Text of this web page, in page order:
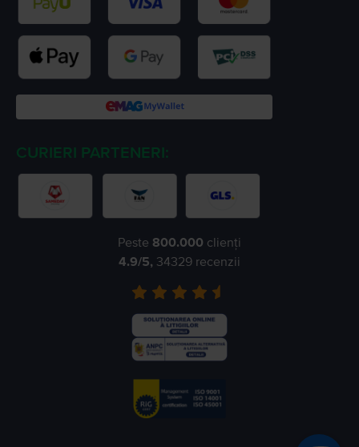
CURIERI PARTENERI:
Peste 800.000 clienți
4.9/5, 34329 recenzii